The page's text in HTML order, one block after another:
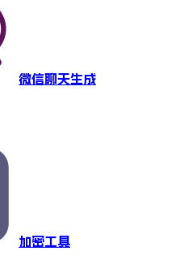
微信聊天生成
加密工具